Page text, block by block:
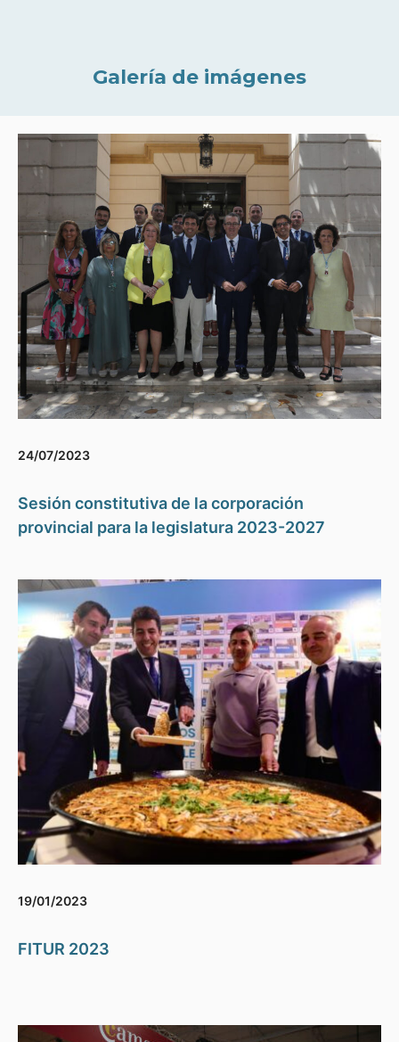
Galería de imágenes
24/07/2023
Sesión constitutiva de la corporación
provincial para la legislatura 2023-2027
19/01/2023
FITUR 2023